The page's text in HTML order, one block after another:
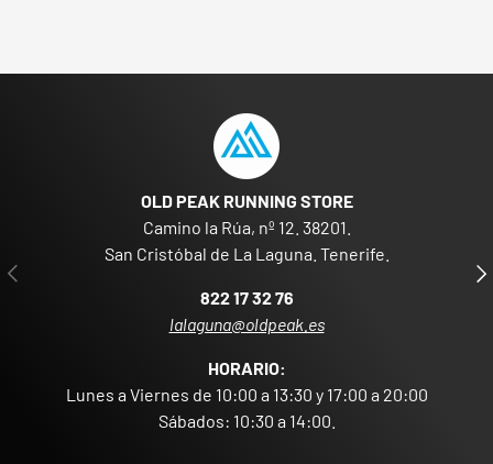
ANTERIOR
OLD PEAK RUNNING STORE
Camino la Rúa, nº 12. 38201.
San Cristóbal de La Laguna. Tenerife.
822 17 32 76
lalaguna@oldpeak.es
HORARIO:
Lunes a Viernes de 10:00 a 13:30 y 17:00 a 20:00
Sábados: 10:30 a 14:00.